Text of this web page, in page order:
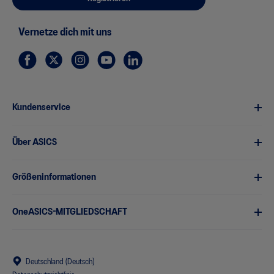
Vernetze dich mit uns
Kundenservice
Über ASICS
Größeninformationen
OneASICS-MITGLIEDSCHAFT
Deutschland (Deutsch)